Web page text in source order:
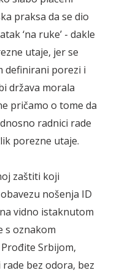
praksa da se dio
‘na ruke’ - dakle
utaje, jer se
definirani porezi i
država morala
pričamo o tome da
radnici rade
porezne utaje.
zaštiti koji
nošenja ID
vidno istaknutom
s oznakom
Prođite Srbijom,
bez odora, bez